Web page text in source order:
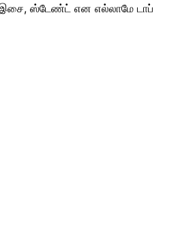
ஸ்டேண்ட் என எல்லாமே டாப்